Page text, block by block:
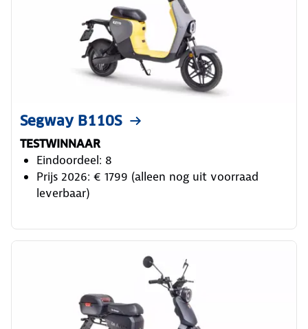
Segway B110S
TESTWINNAAR
Eindoordeel: 8
Prijs 2026: € 1799 (alleen nog uit voorraad
leverbaar)